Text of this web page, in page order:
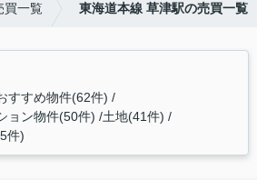
買一覧 東海道本線 草津駅の売買一覧
すすめ物件(62件)
ョン物件(50件) 土地(41件)
件)